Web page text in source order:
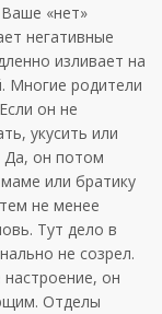
«нет»
негативные
изливает на
Многие родители
он не
укусить или
Да, он потом
или братику
не менее
Тут дело в
не созрел.
настроение, он
Отделы